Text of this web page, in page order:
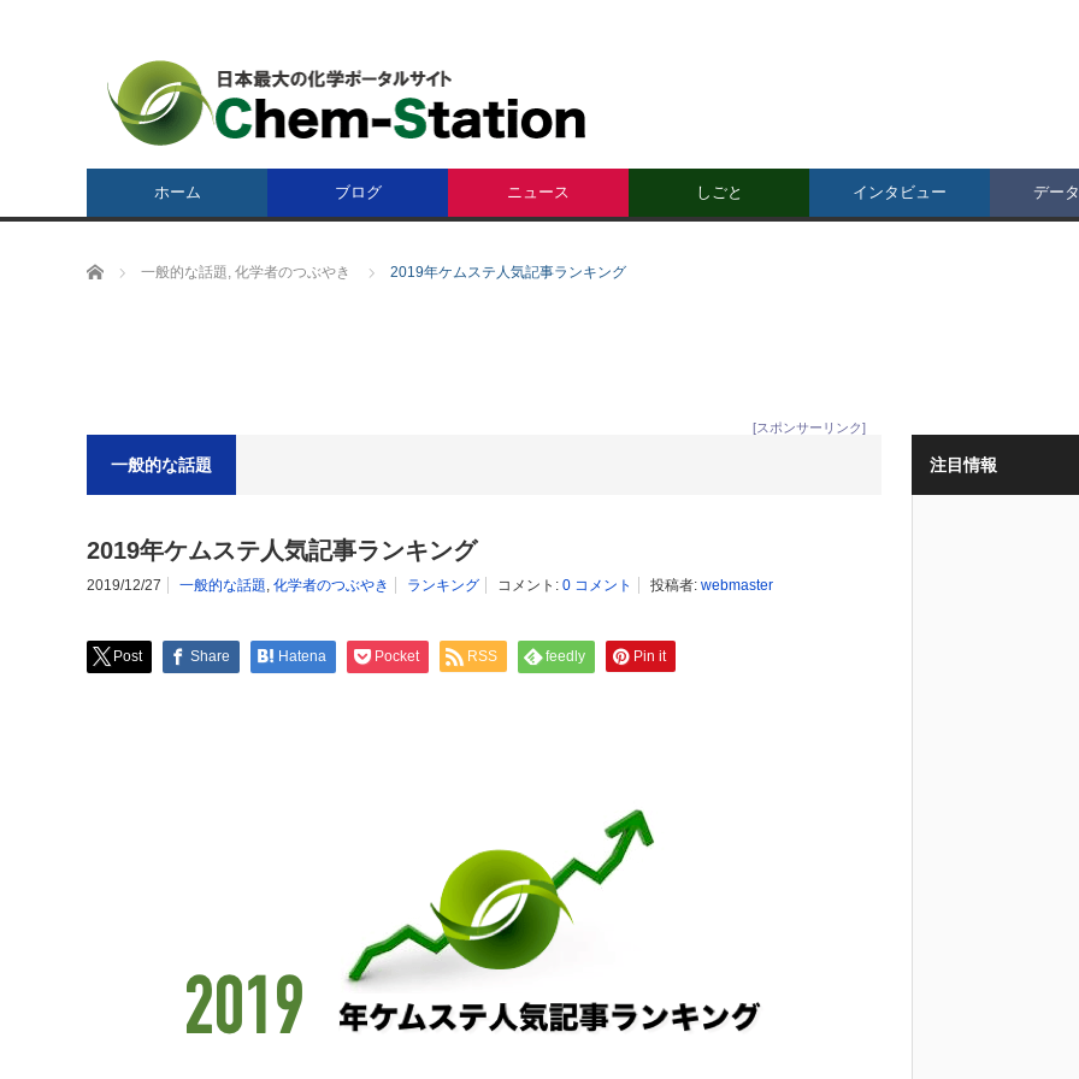
ホーム ブログ ニュース しごと インタビュー デー
ホーム 一般的な話題, 化学者のつぶやき 2019年ケムステ人気記事ランキング
[スポンサーリンク]
一般的な話題
2019年ケムステ人気記事ランキング
2019/12/27 一般的な話題, 化学者のつぶやき ランキング コメント: 0 コメント 投稿者: webmaster
Post Share Hatena Pocket RSS feedly Pin it
注目情報